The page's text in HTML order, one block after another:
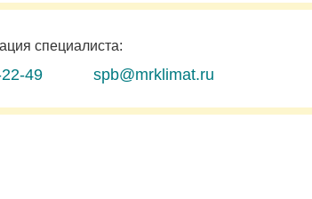
специалиста:
49 spb@mrklimat.ru